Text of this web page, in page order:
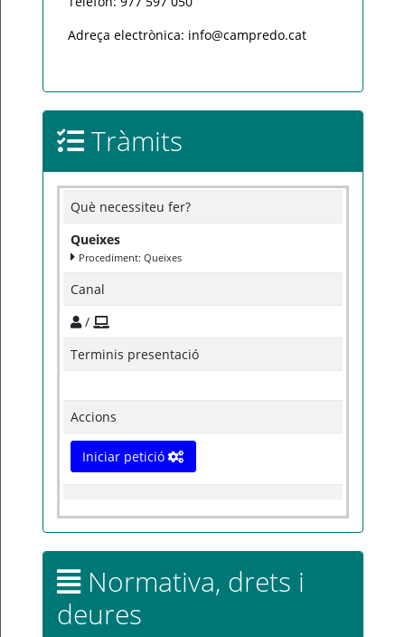
Adreça electrònica: info@campredo.cat
Tràmits
Què necessiteu fer?
Queixes
Procediment: Queixes
Canal
/
Terminis presentació
Accions
Iniciar petició
Normativa, drets i
deures